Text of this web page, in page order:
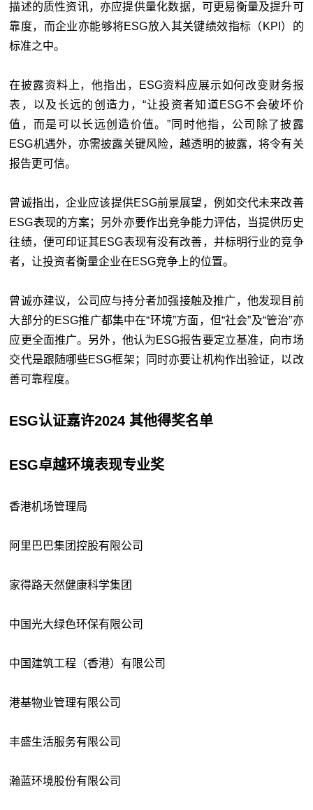
描述的质性资讯，亦应提供量化数据，可更易衡量及提升可
靠度，而企业亦能够将ESG放入其关键绩效指标（KPI）的
标准之中。
在披露资料上，他指出，ESG资料应展示如何改变财务报
表，以及长远的创造力，“让投资者知道ESG不会破坏价
值，而是可以长远创造价值。”同时他指，公司除了披露
ESG机遇外，亦需披露关键风险，越透明的披露，将令有关
报告更可信。
曾诚指出，企业应该提供ESG前景展望，例如交代未来改善
ESG表现的方案；另外亦要作出竞争能力评估，当提供历史
往绩，便可印证其ESG表现有没有改善，并标明行业的竞争
者，让投资者衡量企业在ESG竞争上的位置。
曾诚亦建议，公司应与持分者加强接触及推广，他发现目前
大部分的ESG推广都集中在“环境”方面，但“社会”及“管治”亦
应更全面推广。另外，他认为ESG报告要定立基准，向市场
交代是跟随哪些ESG框架；同时亦要让机构作出验证，以改
善可靠程度。
ESG认证嘉许2024 其他得奖名单
ESG卓越环境表现专业奖
香港机场管理局
阿里巴巴集团控股有限公司
家得路天然健康科学集团
中国光大绿色环保有限公司
中国建筑工程（香港）有限公司
港基物业管理有限公司
丰盛生活服务有限公司
瀚蓝环境股份有限公司